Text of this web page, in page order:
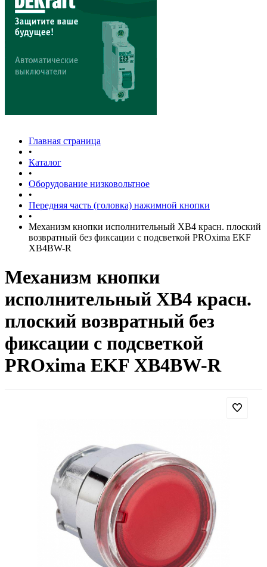
Главная страница
•
Каталог
•
Оборудование низковольтное
•
Передняя часть (головка) нажимной кнопки
•
Механизм кнопки исполнительный XB4 красн. плоский
возвратный без фиксации с подсветкой PROxima EKF
XB4BW-R
Механизм кнопки
исполнительный XB4 красн.
плоский возвратный без
фиксации с подсветкой
PROxima EKF XB4BW-R